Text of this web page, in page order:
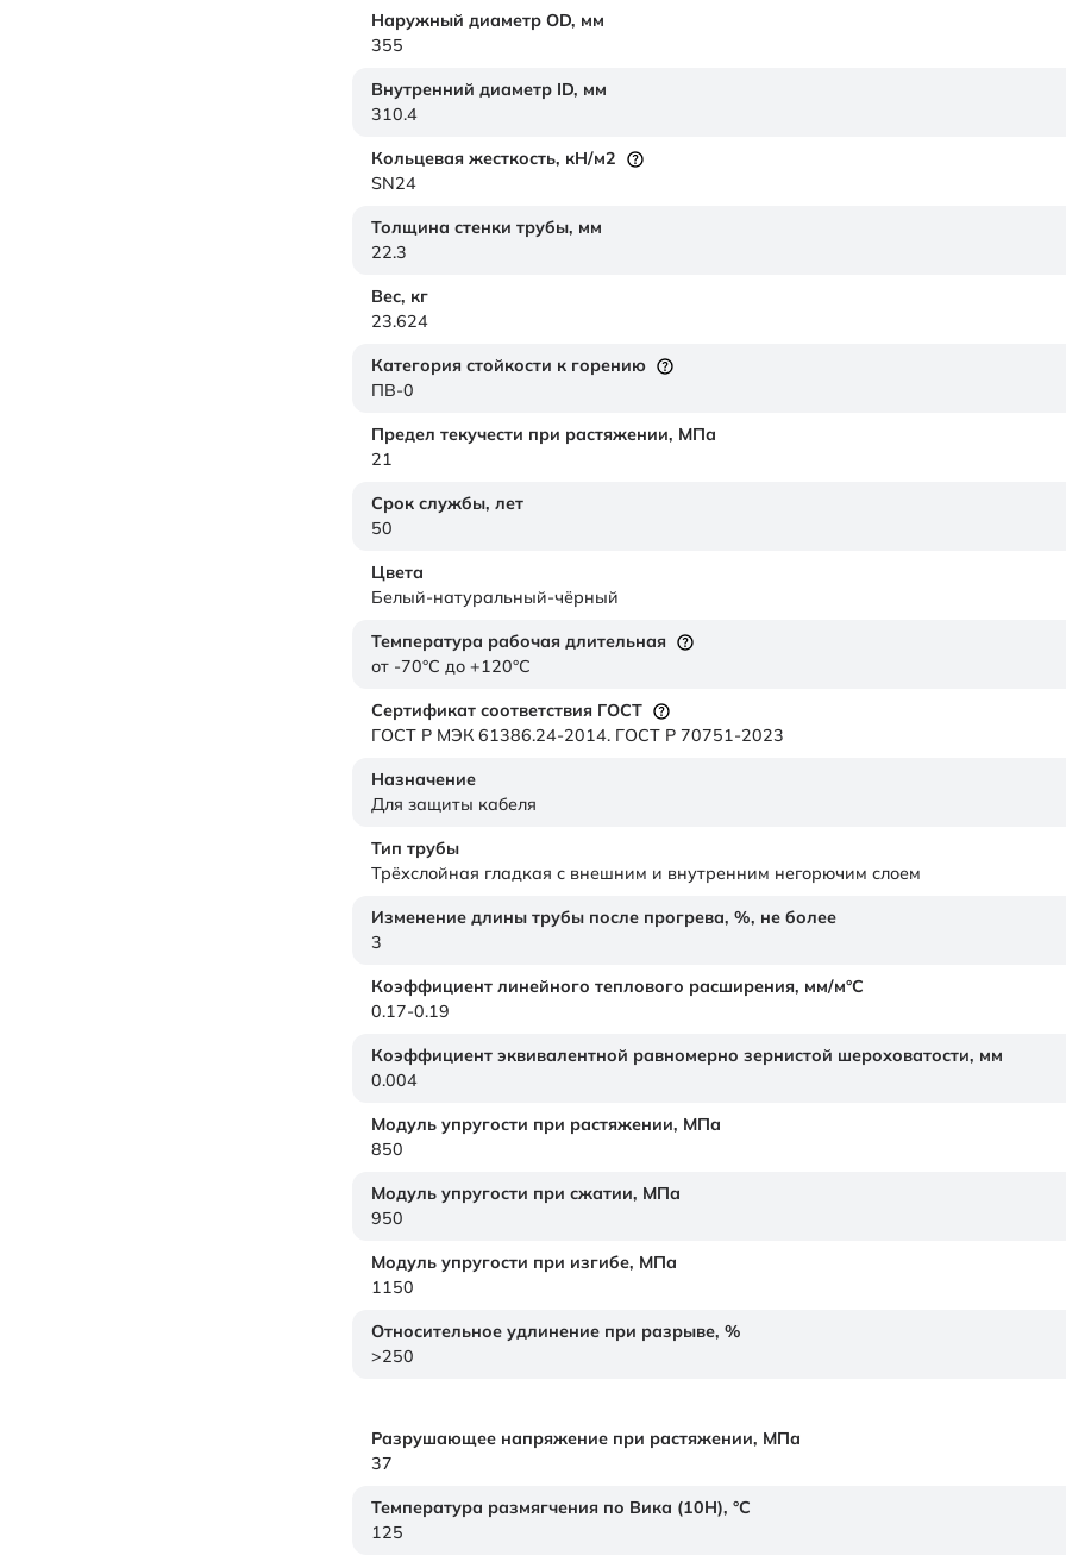
Наружный диаметр OD, мм
355
Внутренний диаметр ID, мм
310.4
Кольцевая жесткость, кН/м2
SN24
Толщина стенки трубы, мм
22.3
Вес, кг
23.624
Категория стойкости к горению
ПВ-0
Предел текучести при растяжении, МПа
21
Срок службы, лет
50
Цвета
Белый-натуральный-чёрный
Температура рабочая длительная
от -70°C до +120°C
Сертификат соответствия ГОСТ
ГОСТ Р МЭК 61386.24-2014. ГОСТ Р 70751-2023
Назначение
Для защиты кабеля
Тип трубы
Трёхслойная гладкая с внешним и внутренним негорючим слоем
Изменение длины трубы после прогрева, %, не более
3
Коэффициент линейного теплового расширения, мм/м°С
0.17-0.19
Коэффициент эквивалентной равномерно зернистой шероховатости, мм
0.004
Модуль упругости при растяжении, МПа
850
Модуль упругости при сжатии, МПа
950
Модуль упругости при изгибе, МПа
1150
Относительное удлинение при разрыве, %
>250
Разрушающее напряжение при растяжении, МПа
37
Температура размягчения по Вика (10Н), °C
125